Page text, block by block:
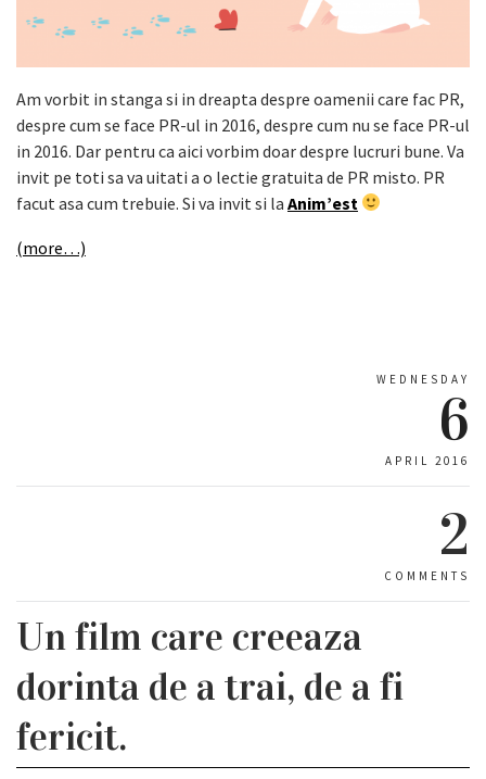
Am vorbit in stanga si in dreapta despre oamenii care fac PR,
despre cum se face PR-ul in 2016, despre cum nu se face PR-ul
in 2016. Dar pentru ca aici vorbim doar despre lucruri bune. Va
invit pe toti sa va uitati a o lectie gratuita de PR misto. PR
facut asa cum trebuie. Si va invit si la Anim’est
(more…)
WEDNESDAY
6
APRIL 2016
2
COMMENTS
Un film care creeaza
dorinta de a trai, de a fi
fericit.